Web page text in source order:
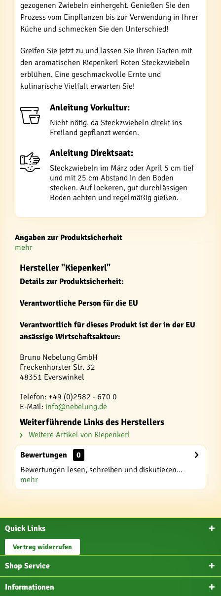
gezogenen Zwiebeln einhergeht. Genießen Sie den
Prozess vom Einpflanzen bis zur Verwendung in Ihrer
Küche und schmecken Sie den Unterschied!
Greifen Sie jetzt zu und lassen Sie Ihren Garten mit
den aromatischen Kiepenkerl Roten Steckzwiebeln
erblühen. Eine geschmackvolle Ernte und
kulinarische Vielfalt erwarten Sie!
Anleitung Vorkultur:
Nicht nötig, da Steckzwiebeln direkt ins
Freiland gepflanzt werden.
Anleitung Direktsaat:
Steckzwiebeln im März oder April 5 cm tief
und mit 25 cm Abstand in den Boden
stecken. Auf lockeren, gut durchlässigen
Boden achten und regelmäßig gießen.
Angaben zur Produktsicherheit
mehr
Hersteller "Kiepenkerl"
Details zur Produktsicherheit:
Verantwortliche Person für die EU
Verantwortlich für dieses Produkt ist der in der EU
ansässige Wirtschaftsakteur:
Bruno Nebelung GmbH
Freckenhorster Str. 32
48351 Everswinkel
Telefon: +49 (0)2582 - 670 0
E-Mail: info@nebelung.de
Weiterführende Links des Herstellers
Weitere Artikel von Kiepenkerl
Bewertungen
0
Bewertungen lesen, schreiben und diskutieren...
mehr
Quick Links
Vertrag widerrufen
Shop Service
Informationen